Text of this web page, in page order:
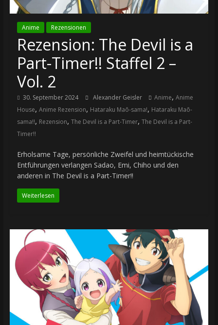
Anime Rezensionen
Rezension: The Devil is a
Part-Timer!! Staffel 2 –
Vol. 2
30. September 2024 Alexander Geisler Anime, Anime
House, Anime Rezension, Hataraku Maō-sama!, Hataraku Maō-
sama!!, Rezension, The Devil is a Part-Timer, The Devil is a Part-
Timer!!
Erholsame Tage, persönliche Zweifel und heimtückische
Entführungen verlangen Sadao, Emi, Chiho und den
anderen in The Devil is a Part-Timer!!
Weiterlesen